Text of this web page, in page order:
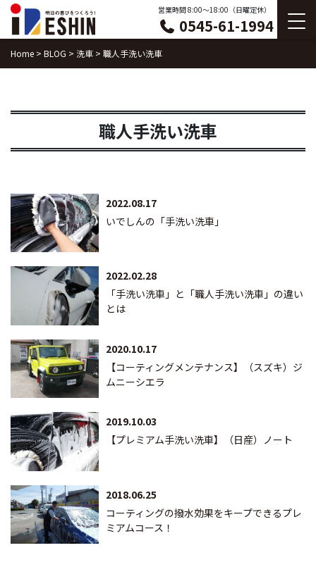
Skip
content
営業時間 8:00〜18:00（日曜定休）
0545-61-1994
Home > BLOG > 洗車 > 職人手洗い洗車
職人手洗い洗車
2022.08.17
いでしんの「手洗い洗車」
2022.02.28
「手洗い洗車」と「職人手洗い洗車」の違い
とは
2020.10.17
【コーティングメンテナンス】（スズキ）ジ
ムニーシエラ
2019.10.03
【プレミアム手洗い洗車】（日産）ノート
2018.06.25
コーティングの撥水効果をキープできるプレ
ミアムコース！